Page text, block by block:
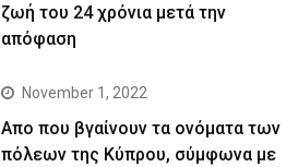
ζωή του 24 χρόνια μετά την
απόφαση
November 1, 2022
Απο που βγαίνουν τα ονόματα των
πόλεων της Κύπρου, σύμφωνα με